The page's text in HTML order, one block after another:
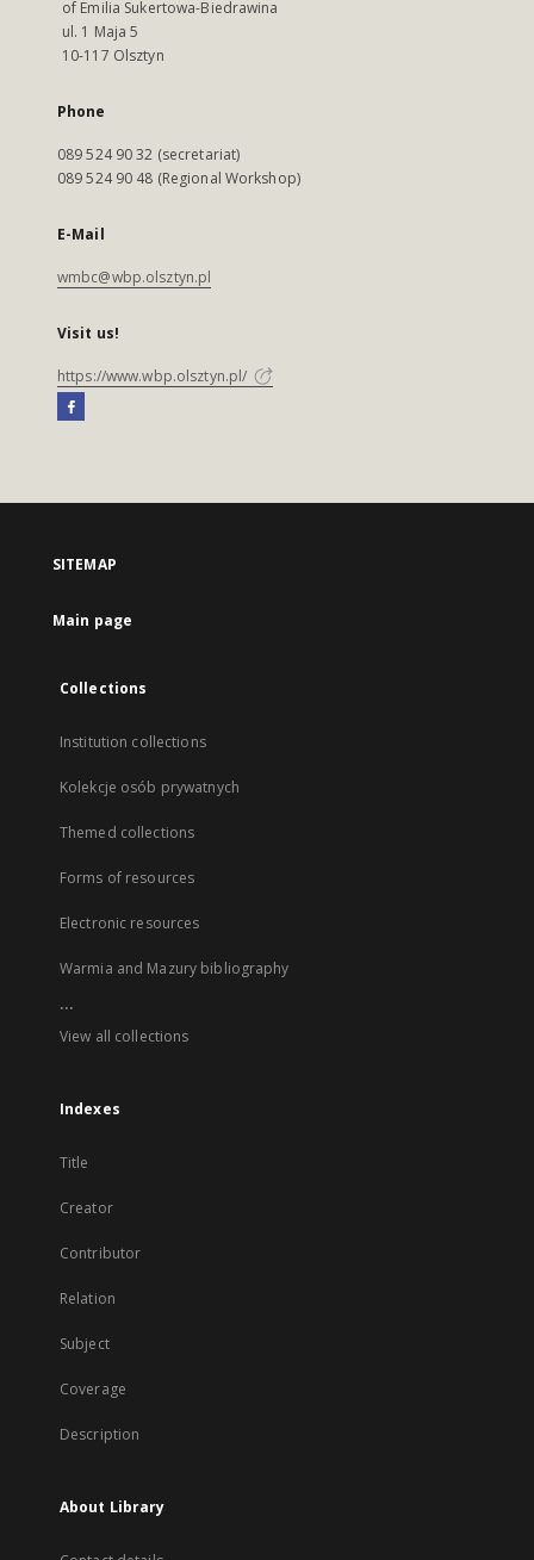
of Emilia Sukertowa-Biedrawina
ul. 1 Maja 5
10-117 Olsztyn
Phone
089 524 90 32 (secretariat)
089 524 90 48 (Regional Workshop)
E-Mail
wmbc@wbp.olsztyn.pl
Visit us!
https://www.wbp.olsztyn.pl/
SITEMAP
Main page
Collections
Institution collections
Kolekcje osób prywatnych
Themed collections
Forms of resources
Electronic resources
Warmia and Mazury bibliography
...
View all collections
Indexes
Title
Creator
Contributor
Relation
Subject
Coverage
Description
About Library